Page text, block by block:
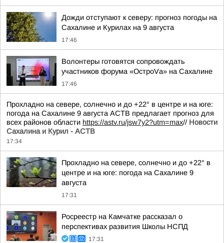
Дожди отступают к северу: прогноз погоды на
Сахалине и Курилах на 9 августа
17:46
Волонтеры готовятся сопровождать
участников форума «ОстроVа» на Сахалине
17:46
Прохладно на севере, солнечно и до +22° в центре и на юге:
погода на Сахалине 9 августа АСТВ предлагает прогноз для
всех районов области https://astv.ru/jsw7y2?utm=max// Новости
Сахалина и Курил - АСТВ
17:34
Прохладно на севере, солнечно и до +22° в
центре и на юге: погода на Сахалине 9
августа
17:31
Росреестр на Камчатке рассказал о
перспективах развития Школы НСПД
17:31